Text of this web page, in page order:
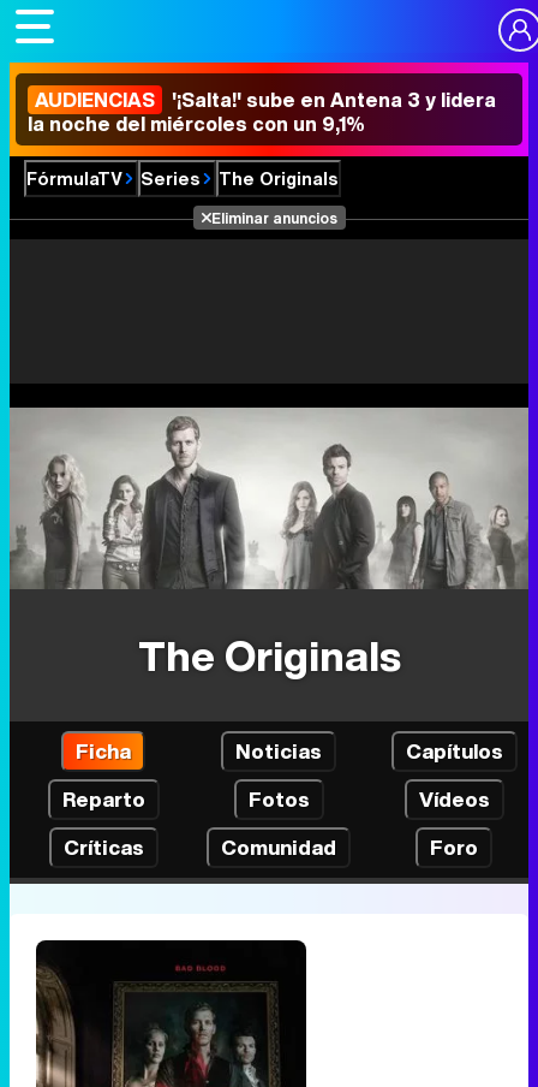
AUDIENCIAS '¡Salta!' sube en Antena 3 y lidera
la noche del miércoles con un 9,1%
FórmulaTV Series The Originals
Eliminar anuncios
The Originals
Ficha Noticias
Capítulos
Reparto
Fotos
Vídeos
Críticas
Comunidad Foro